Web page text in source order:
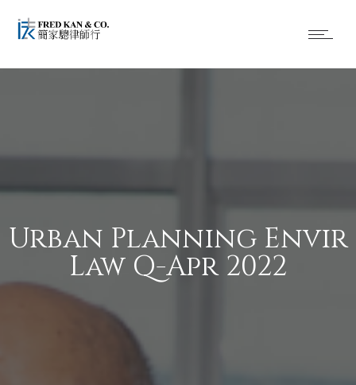
Urban Planning Envir
Law Q-Apr 2022